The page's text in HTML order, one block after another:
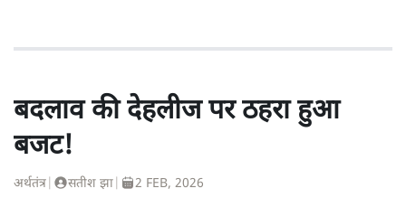
बदलाव की देहलीज पर ठहरा हुआ
बजट!
अर्थतंत्र सतीश झा 2 FEB, 2026